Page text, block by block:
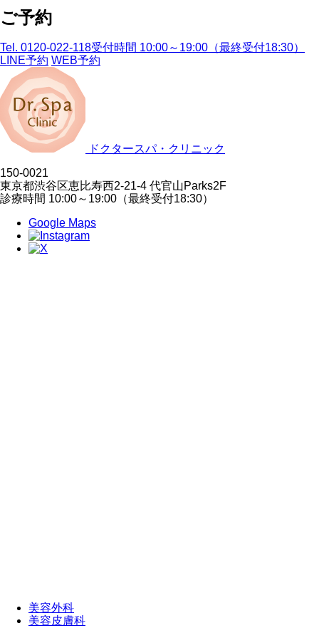
ご予約
Tel. 0120-022-118受付時間 10:00～19:00（最終受付18:30）
LINE予約 WEB予約
ドクタースパ・クリニック
150-0021
東京都渋谷区恵比寿西2-21-4 代官山Parks2F
診療時間 10:00～19:00（最終受付18:30）
Google Maps
美容外科
美容皮膚科